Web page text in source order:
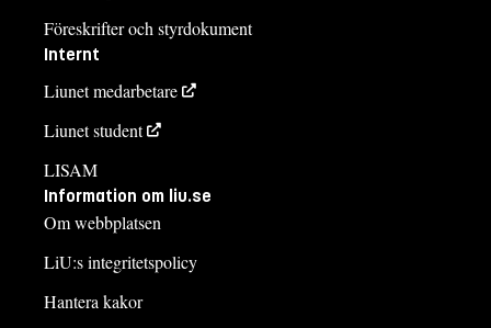
Föreskrifter och styrdokument
Internt
Liunet medarbetare
Liunet student
LISAM
Information om liu.se
Om webbplatsen
LiU:s integritetspolicy
Hantera kakor